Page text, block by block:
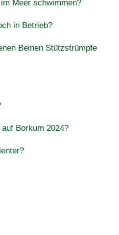
Meer schwimmen?
in Betrieb?
Beinen Stützstrümpfe
Borkum 2024?